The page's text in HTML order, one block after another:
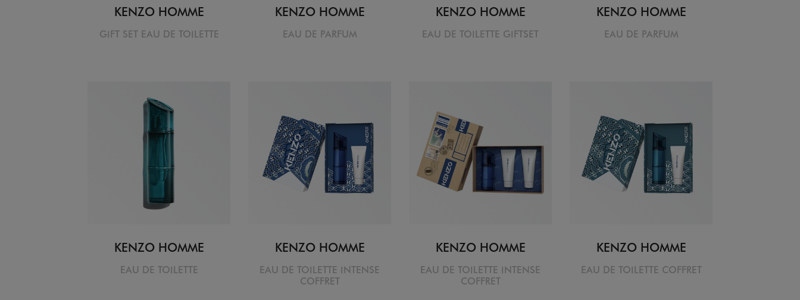
KENZO HOMME
GIFT SET EAU DE TOILETTE
KENZO HOMME
EAU DE PARFUM
KENZO HOMME
EAU DE TOILETTE GIFTSET
KENZO HOMME
EAU DE PARFUM
KENZO HOMME
EAU DE TOILETTE
KENZO HOMME
EAU DE TOILETTE INTENSE
COFFRET
KENZO HOMME
EAU DE TOILETTE INTENSE
COFFRET
KENZO HOMME
EAU DE TOILETTE COFFRET